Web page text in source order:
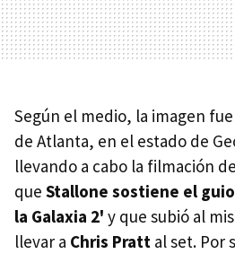
Según el medio, la imagen
de Atlanta, en el estado de
llevando a cabo la filmación
que Stallone sostiene el
la Galaxia 2' y que subió al
llevar a Chris Pratt al set. Por